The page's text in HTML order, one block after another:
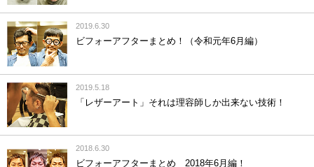
2019.6.30
ビフォーアフターまとめ！（令和元年6月編）
2019.5.18
「レザーアート」それは理容師しか出来ない技術！
2018.6.30
ビフォーアフターまとめ 2018年6月編！